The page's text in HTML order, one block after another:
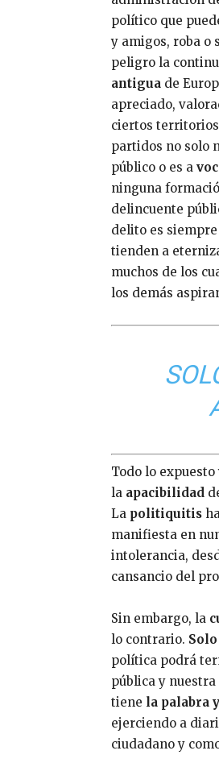
político que
y amigos, roba o
peligro la
antigua de
apreciado,
ciertos territorios
partidos no solo
público o es a
ninguna
delincuente
delito es siempre
tienden a
muchos de los
los demás
Todo lo
la apacibilidad
La politiquitis
manifiesta en
intolerancia,
cansancio del
Sin embargo, la
lo contrario.
política podrá
pública y
tiene la palabra
ejerciendo a
ciudadano y